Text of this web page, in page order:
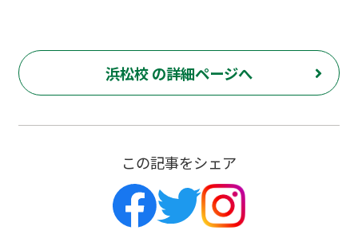
浜松校 の詳細ページへ
この記事をシェア